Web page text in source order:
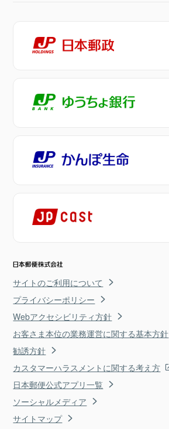
サイトのご利用について
プライバシーポリシー
Webアクセシビリティ方針
お客さま本位の業務運営に関する基本方針
勧誘方針
カスタマーハラスメントに関する考え方
日本郵便公式アプリ一覧
ソーシャルメディア
サイトマップ